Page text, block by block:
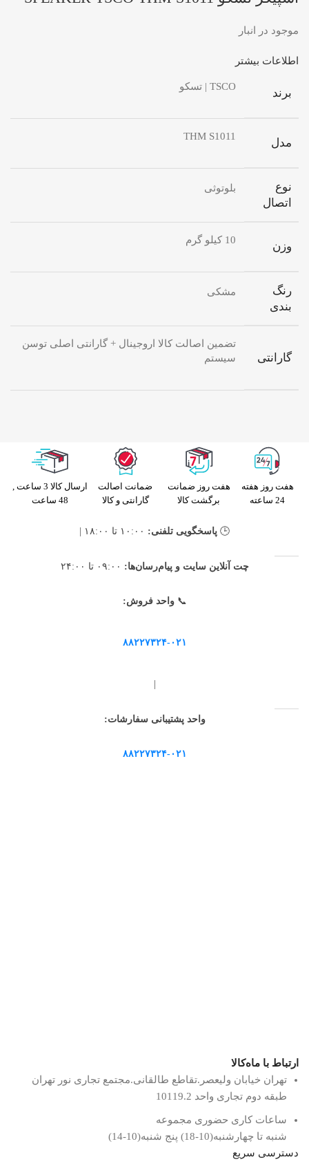
موجود در انبار
اطلاعات بیشتر
برند TSCO | تسکو
مدل THM S1011
نوع
اتصال
بلوتوثی
وزن 10 کیلو گرم
رنگ
بندی
مشکی
گارانتی
تضمین اصالت کالا اروجینال + گارانتی اصلی توسن
سیستم
هفت روز هفته
24 ساعته
هفت روز ضمانت
برگشت کالا
ضمانت اصالت
گارانتی و کالا
ارسال کالا 3 ساعت ,
48 ساعت
🕒 پاسخگویی تلفنی:
چت آنلاین سایت و پیام‌رسان‌ها:
📞واحد فروش:
۸۸۲۲۷۳۲۴-۰۲۱
واحد پشتیبانی سفارشات:
۸۸۲۲۷۳۲۴-۰۲۱
ارتباط با ماه‌کالا
تهران خیابان ولیعصر.تقاطع طالقانی.مجتمع تجاری نور تهران
طبقه دوم تجاری واحد 10119.2
ساعات کاری حضوری مجموعه
شنبه تا چهارشنبه(10-18) پنج شنبه(10-14)
دسترسی سریع